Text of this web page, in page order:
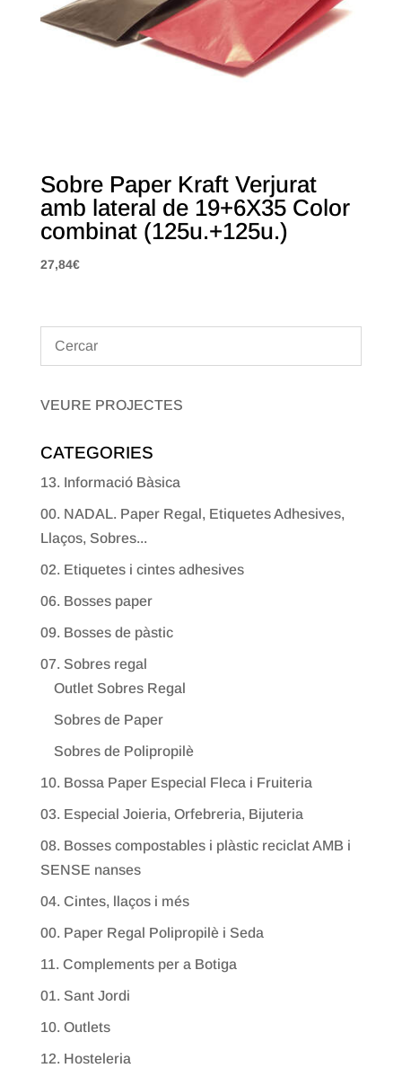
Sobre Paper Kraft Verjurat
amb lateral de 19+6X35 Color
combinat (125u.+125u.)
27,84€
VEURE PROJECTES
CATEGORIES
13. Informació Bàsica
00. NADAL. Paper Regal, Etiquetes Adhesives,
Llaços, Sobres...
02. Etiquetes i cintes adhesives
06. Bosses paper
09. Bosses de pàstic
07. Sobres regal
Outlet Sobres Regal
Sobres de Paper
Sobres de Polipropilè
10. Bossa Paper Especial Fleca i Fruiteria
03. Especial Joieria, Orfebreria, Bijuteria
08. Bosses compostables i plàstic reciclat AMB i
SENSE nanses
04. Cintes, llaços i més
00. Paper Regal Polipropilè i Seda
11. Complements per a Botiga
01. Sant Jordi
10. Outlets
12. Hosteleria